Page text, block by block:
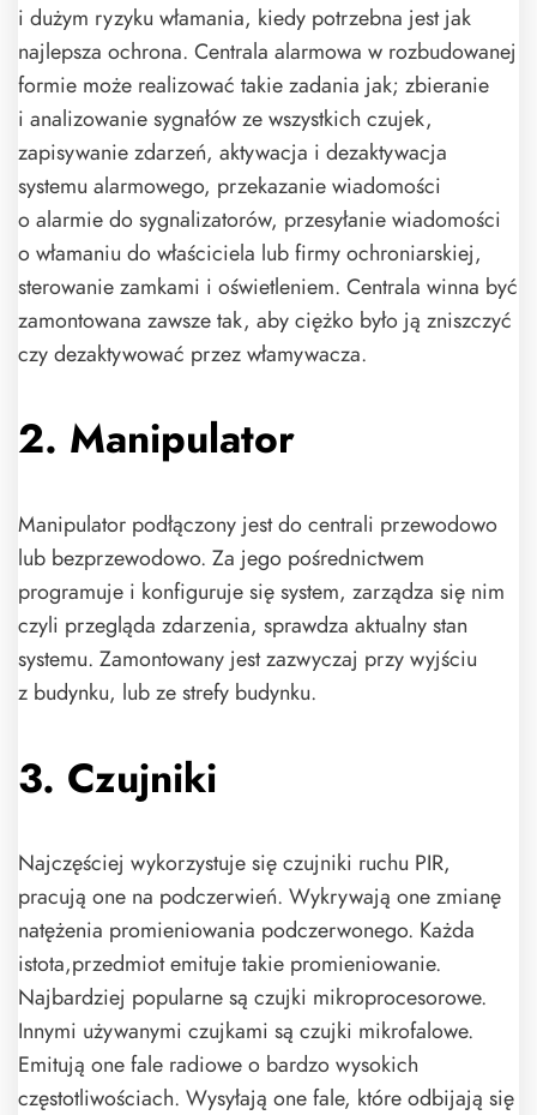
i dużym ryzyku włamania, kiedy potrzebna jest jak
najlepsza ochrona. Centrala alarmowa w rozbudowanej
formie może realizować takie zadania jak; zbieranie
i analizowanie sygnałów ze wszystkich czujek,
zapisywanie zdarzeń, aktywacja i dezaktywacja
systemu alarmowego, przekazanie wiadomości
o alarmie do sygnalizatorów, przesyłanie wiadomości
o włamaniu do właściciela lub firmy ochroniarskiej,
sterowanie zamkami i oświetleniem. Centrala winna być
zamontowana zawsze tak, aby ciężko było ją zniszczyć
czy dezaktywować przez włamywacza.
2. Manipulator
Manipulator podłączony jest do centrali przewodowo
lub bezprzewodowo. Za jego pośrednictwem
programuje i konfiguruje się system, zarządza się nim
czyli przegląda zdarzenia, sprawdza aktualny stan
systemu. Zamontowany jest zazwyczaj przy wyjściu
z budynku, lub ze strefy budynku.
3. Czujniki
Najczęściej wykorzystuje się czujniki ruchu PIR,
pracują one na podczerwień. Wykrywają one zmianę
natężenia promieniowania podczerwonego. Każda
istota,przedmiot emituje takie promieniowanie.
Najbardziej popularne są czujki mikroprocesorowe.
Innymi używanymi czujkami są czujki mikrofalowe.
Emitują one fale radiowe o bardzo wysokich
częstotliwościach. Wysyłają one fale, które odbijają się